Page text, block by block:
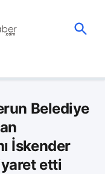
Belediye
İskender
etti